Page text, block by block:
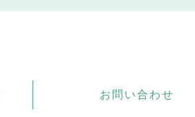
お問い合わせ